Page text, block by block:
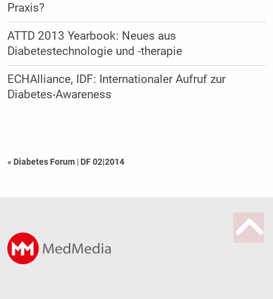
Praxis?
ATTD 2013 Yearbook: Neues aus
Diabetestechnologie und -therapie
ECHAlliance, IDF: Internationaler Aufruf zur
Diabetes-Awareness
« Diabetes Forum | DF 02|2014